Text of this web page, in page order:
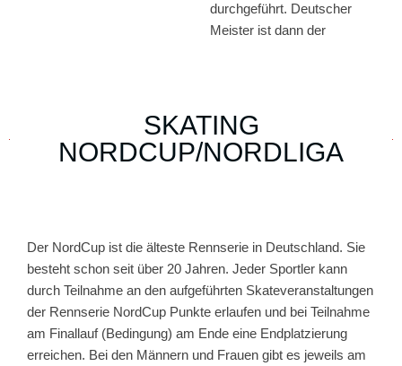
durchgeführt. Deutscher
Meister ist dann der
SKATING
NORDCUP/NORDLIGA
Der NordCup ist die älteste Rennserie in Deutschland. Sie
besteht schon seit über 20 Jahren. Jeder Sportler kann
durch Teilnahme an den aufgeführten Skateveranstaltungen
der Rennserie NordCup Punkte erlaufen und bei Teilnahme
am Finallauf (Bedingung) am Ende eine Endplatzierung
erreichen. Bei den Männern und Frauen gibt es jeweils am